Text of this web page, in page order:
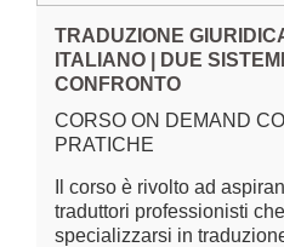
TRADUZIONE
ITALIANO | DUE
CONFRONTO
CORSO ON DEMAND
PRATICHE
Il corso è rivolto ad
traduttori professionisti
specializzarsi in